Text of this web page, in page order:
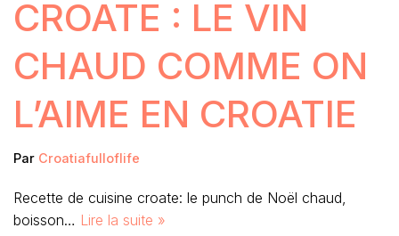
CROATE : LE VIN
CHAUD COMME ON
L’AIME EN CROATIE
Par Croatiafulloflife
Recette de cuisine croate: le punch de Noël chaud,
boisson… Lire la suite »